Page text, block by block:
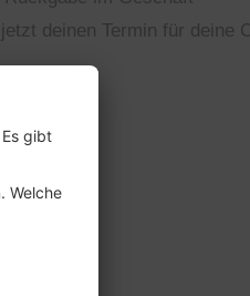
deinen Termin für deine